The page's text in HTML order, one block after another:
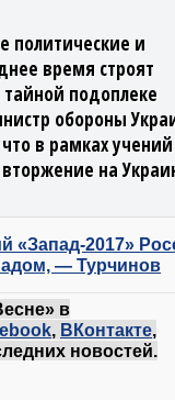
политические и
время строят
подоплеке
обороны
в рамках учений
на
«Запад-2017»
— Турчинов
в
, ВКонтакте,
новостей.